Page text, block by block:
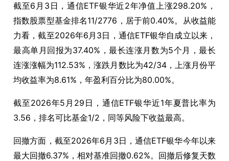
截至6月3日，通信ETF银华近2年净值上涨298.20%，
指数股票型基金排名11/2776，居于前0.40%。从收益能
力看，截至2026年6月3日，通信ETF银华自成立以来，
最高单月回报为37.40%，最长连涨月数为5个月，最长
连涨涨幅为112.53%，涨跌月数比为42/34，上涨月份平
均收益率为8.61%，年盈利百分比为80.00%。
截至2026年5月29日，通信ETF银华近1年夏普比率为
3.56，排名可比基金1/2，同等风险下收益最高。
回撤方面，截至2026年6月3日，通信ETF银华今年以来
最大回撤6.37%，相对基准回撤0.62%。回撤后修复天数